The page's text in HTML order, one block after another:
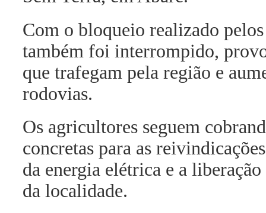
Com o bloqueio realizado
também foi interrompido,
que trafegam pela região e
rodovias.
Os agricultores seguem
concretas para as
da energia elétrica e a
da localidade.